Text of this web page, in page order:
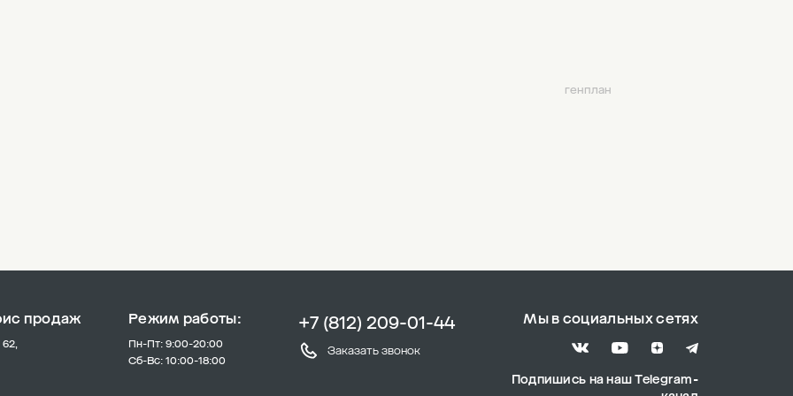
генплан
продаж Режим работы:
Пн-Пт: 9:00-20:00
Сб-Вс: 10:00-18:00
+7 (812) 209-01-44
Заказать звонок
Мы в социальных сетях
Подпишись на наш Telegram-